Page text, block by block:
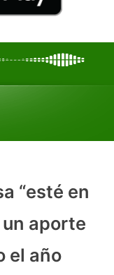
“esté en
aporte
el año